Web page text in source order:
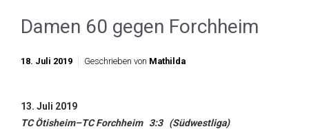
Damen 60 gegen Forchheim
18. Juli 2019 Geschrieben von Mathilda
13. Juli 2019
TC Ötisheim–TC Forchheim 3:3 (Südwestliga)